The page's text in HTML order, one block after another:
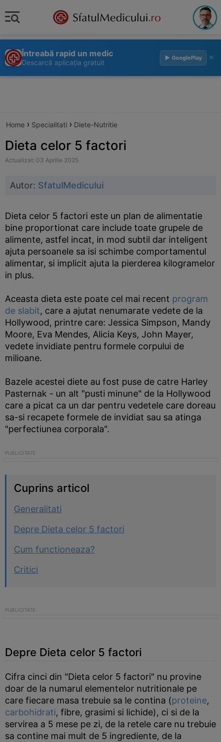
Întreabă rapid un medic
Descarcă aplicația gratuit
▶ GooglePlay ×
Home › Specialitati › Diete-Nutritie
Dieta celor 5 factori
Actualizat: 03 Aprilie 2025
Autor: SfatulMedicului
Dieta celor 5 factori este un plan de alimentatie
bine proportionat care include toate grupele de
alimente, astfel incat, in mod subtil dar inteligent
ajuta persoanele sa isi schimbe comportamentul
alimentar, si implicit ajuta la pierderea kilogramelor
in plus.
Aceasta dieta este poate cel mai recent program
de slabit, care a ajutat nenumarate vedete de la
Hollywood, printre care: Jessica Simpson, Mandy
Moore, Eva Mendes, Alicia Keys, John Mayer,
vedete invidiate pentru formele corpului de
milioane.
Bazele acestei diete au fost puse de catre Harley
Pasternak - un alt "pusti minune" de la Hollywood
care a picat ca un dar pentru vedetele care doreau
sa-si recapete formele de invidiat sau sa atinga
"perfectiunea corporala".
Cuprins articol
Generalitati
Depre Dieta celor 5 factori
Cum functioneaza?
Critici
Depre Dieta celor 5 factori
Cifra cinci din "Dieta celor 5 factori" nu provine
doar de la numarul elementelor nutritionale pe
care fiecare masa trebuie sa le contina (proteine,
carbohidrati, fibre, grasimi si lichide), ci si de la
servirea a 5 mese pe zi, de la retele care nu trebuie
sa contine mai mult de 5 ingrediente, de la